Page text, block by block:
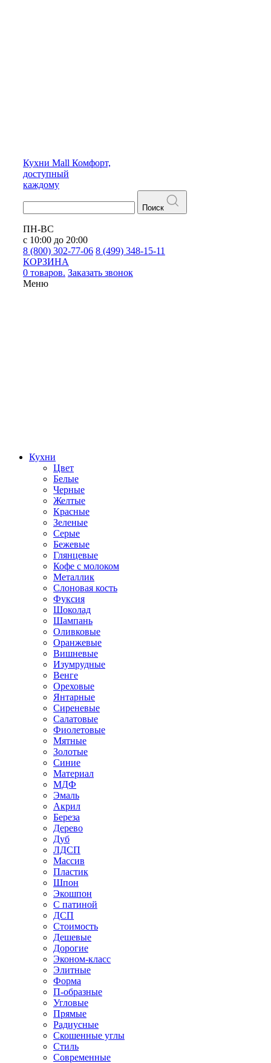
Кухни Mall Комфорт,
доступный
каждому
Поиск
ПН-ВС
с 10:00 до 20:00
8 (800) 302-77-06 8 (499) 348-15-11
КОРЗИНА
0 товаров. Заказать звонок
Меню
Кухни
Цвет
Белые
Черные
Желтые
Красные
Зеленые
Серые
Бежевые
Глянцевые
Кофе с молоком
Металлик
Слоновая кость
Фуксия
Шоколад
Шампань
Оливковые
Оранжевые
Вишневые
Изумрудные
Венге
Ореховые
Янтарные
Сиреневые
Салатовые
Фиолетовые
Мятные
Золотые
Синие
Материал
МДФ
Эмаль
Акрил
Береза
Дерево
Дуб
ЛДСП
Массив
Пластик
Шпон
Экошпон
С патиной
ДСП
Стоимость
Дешевые
Дорогие
Эконом-класс
Элитные
Форма
П-образные
Угловые
Прямые
Радиусные
Скошенные углы
Стиль
Современные